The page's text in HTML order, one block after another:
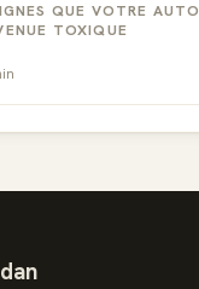
QUE VOTRE
TOXIQUE